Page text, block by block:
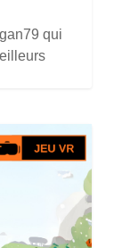
qui